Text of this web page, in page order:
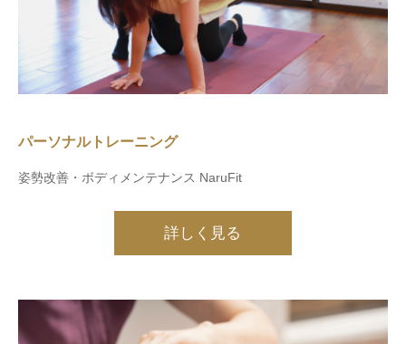
パーソナルトレーニング
姿勢改善・ボディメンテナンス NaruFit
詳しく見る